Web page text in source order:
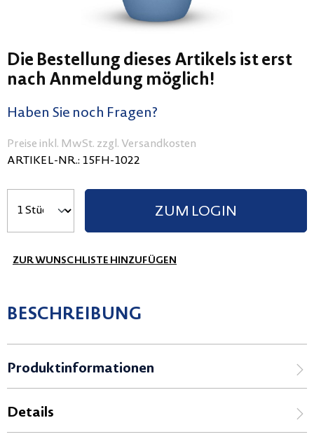
Die Bestellung dieses Artikels ist erst
nach Anmeldung möglich!
Haben Sie noch Fragen?
Preise inkl. MwSt. zzgl. Versandkosten
ARTIKEL-NR.: 15FH-1022
ZUM LOGIN
ZUR WUNSCHLISTE HINZUFÜGEN
BESCHREIBUNG
Produktinformationen
Details